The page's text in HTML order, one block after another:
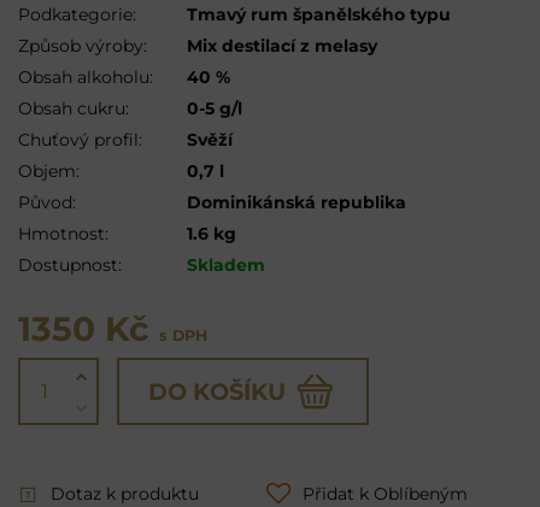
Podkategorie:
Tmavý rum španělského typu
Způsob výroby:
Mix destilací z melasy
Obsah alkoholu:
40 %
Obsah cukru:
0-5 g/l
Chuťový profil:
Svěží
Objem:
0,7 l
Původ:
Dominikánská republika
Hmotnost:
1.6 kg
Dostupnost:
Skladem
1350 Kč s DPH
DO KOŠÍKU
Dotaz k produktu
Přidat k Oblíbeným